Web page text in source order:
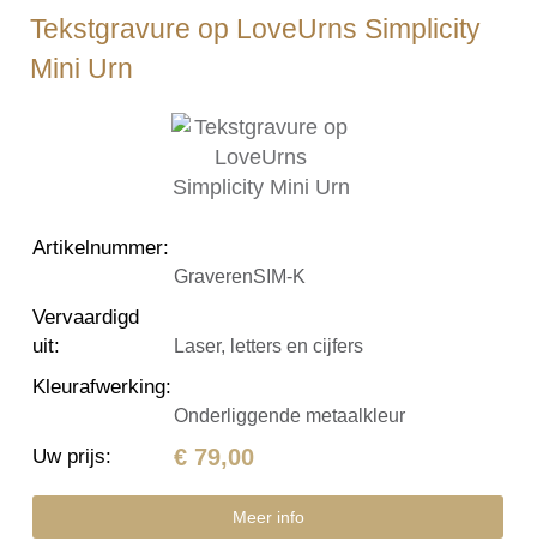
Tekstgravure op LoveUrns Simplicity
Mini Urn
Artikelnummer:
GraverenSIM-K
Vervaardigd
uit: Laser, letters en cijfers
Kleurafwerking:
Onderliggende metaalkleur
Uw prijs: € 79,00
Meer info